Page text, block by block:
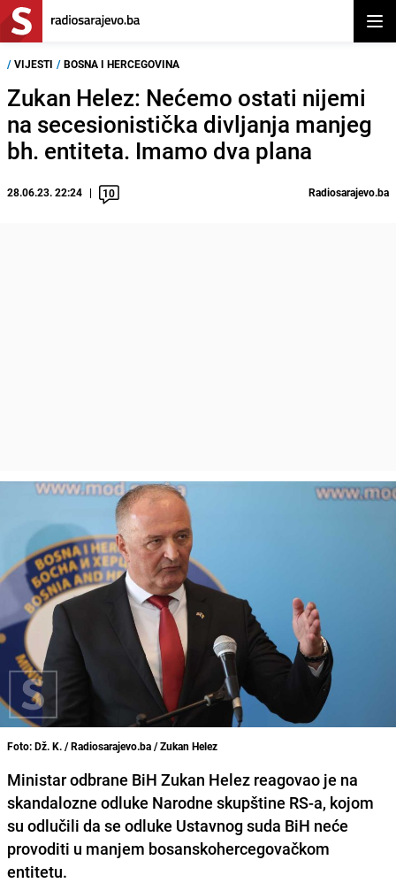
/ VIJESTI / BOSNA I HERCEGOVINA
Zukan Helez: Nećemo ostati nijemi
na secesionistička divljanja manjeg
bh. entiteta. Imamo dva plana
28.06.23. 22:24 10 Radiosarajevo.ba
Foto: Dž. K. / Radiosarajevo.ba / Zukan Helez
Ministar odbrane BiH Zukan Helez reagovao je na
skandalozne odluke Narodne skupštine RS-a, kojom
su odlučili da se odluke Ustavnog suda BiH neće
provoditi u manjem bosanskohercegovačkom
entitetu.